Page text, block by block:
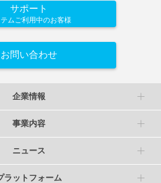
サポート
ムご利用中のお客様
お問い合わせ
企業情報
事業内容
ニュース
ラットフォーム